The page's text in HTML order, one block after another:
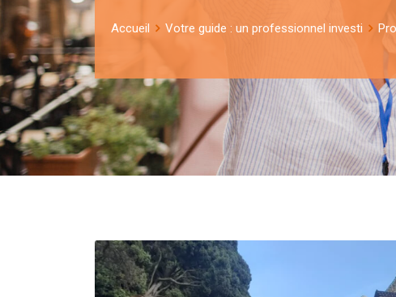
Accueil Votre guide : un professionnel investi